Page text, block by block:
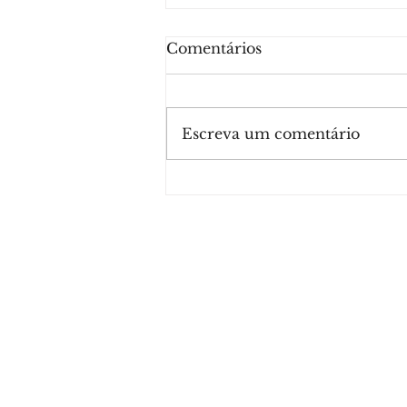
Comentários
Escreva um comentário